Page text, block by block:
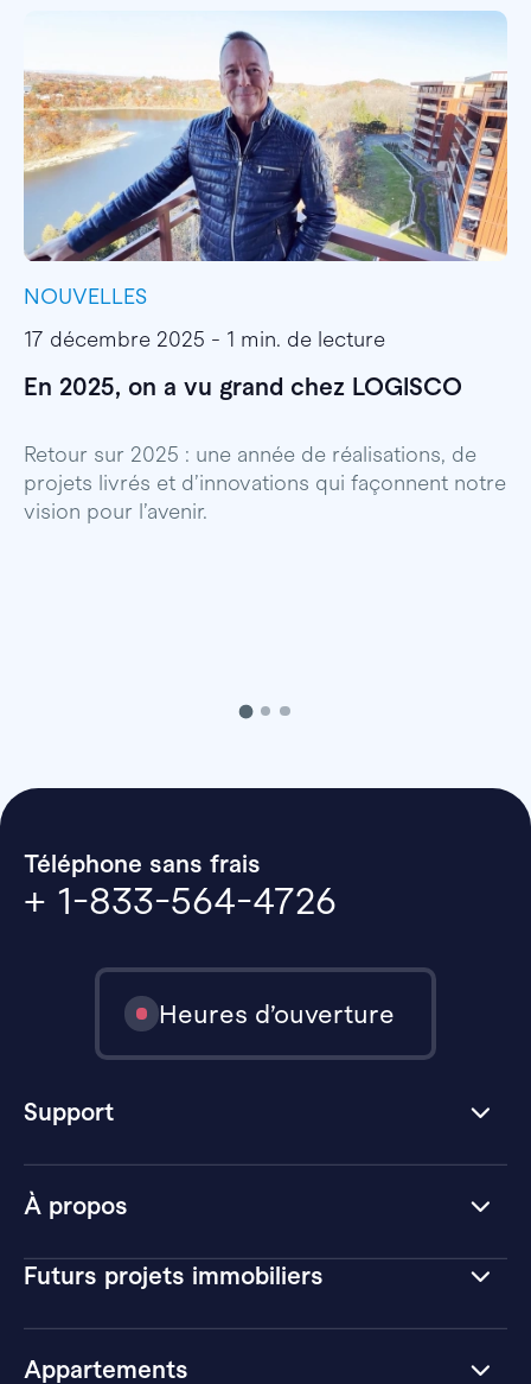
NOUVELLES
17 décembre 2025 - 1 min. de lecture
En 2025, on a vu grand chez LOGISCO
Retour sur 2025 : une année de réalisations, de
projets livrés et d’innovations qui façonnent notre
vision pour l’avenir.
À propos
Futurs projets immobiliers
Appartements
Téléphone sans frais
+ 1-833-564-4726
Heures d’ouverture
Support